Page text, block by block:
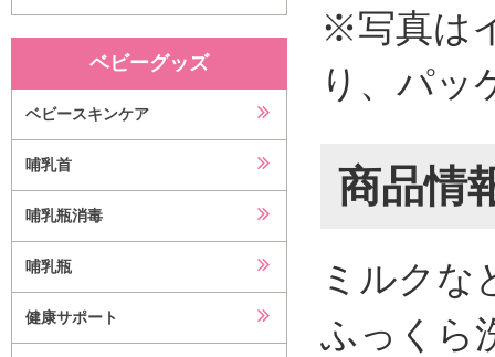
ベビーグッズ
ベビースキンケア
哺乳首
哺乳瓶消毒
哺乳瓶
健康サポート
※写真は
り、パッ
商品情
ミルクな
ふっくら